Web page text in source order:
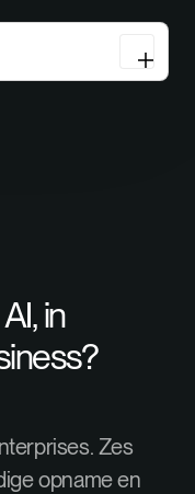
in
Zes
opname en